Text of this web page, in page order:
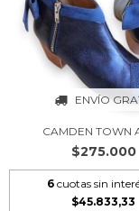
ENVÍO
CAMDEN TOWN
$275.000
6 cuotas sin
$45.833,33